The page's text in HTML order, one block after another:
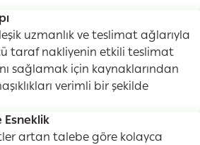
uzmanlık ve teslimat ağlarıyla
taraf nakliyenin etkili teslimat
sağlamak için kaynaklarından
verimli bir şekilde
Esneklik
artan talebe göre kolayca